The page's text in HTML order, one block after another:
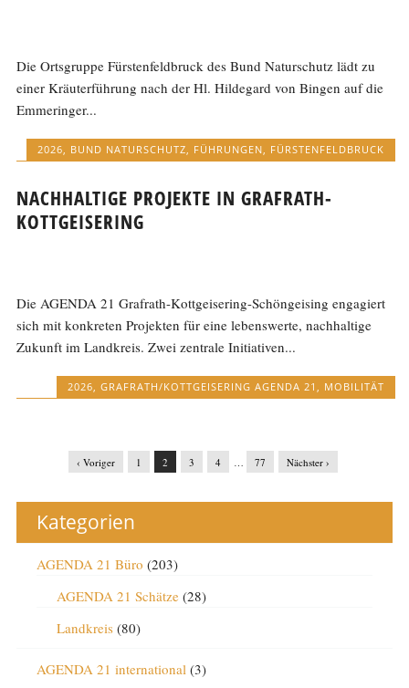
Die Ortsgruppe Fürstenfeldbruck des Bund Naturschutz lädt zu
einer Kräuterführung nach der Hl. Hildegard von Bingen auf die
Emmeringer...
2026, BUND NATURSCHUTZ, FÜHRUNGEN, FÜRSTENFELDBRUCK
NACHHALTIGE PROJEKTE IN GRAFRATH-
KOTTGEISERING
Die AGENDA 21 Grafrath-Kottgeisering-Schöngeising engagiert
sich mit konkreten Projekten für eine lebenswerte, nachhaltige
Zukunft im Landkreis. Zwei zentrale Initiativen...
2026 GRAFRATH/KOTTGEISERING AGENDA 21 MOBILITÄT
‹ Voriger 1 2 3 4 … 77 Nächster ›
Kategorien
AGENDA 21 Büro (203)
AGENDA 21 Schätze(28)
Landkreis(80)
AGENDA 21 international(3)